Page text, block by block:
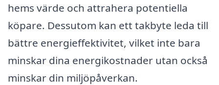
hems värde och attrahera potentiella
köpare. Dessutom kan ett takbyte leda till
bättre energieffektivitet, vilket inte bara
minskar dina energikostnader utan också
minskar din miljöpåverkan.